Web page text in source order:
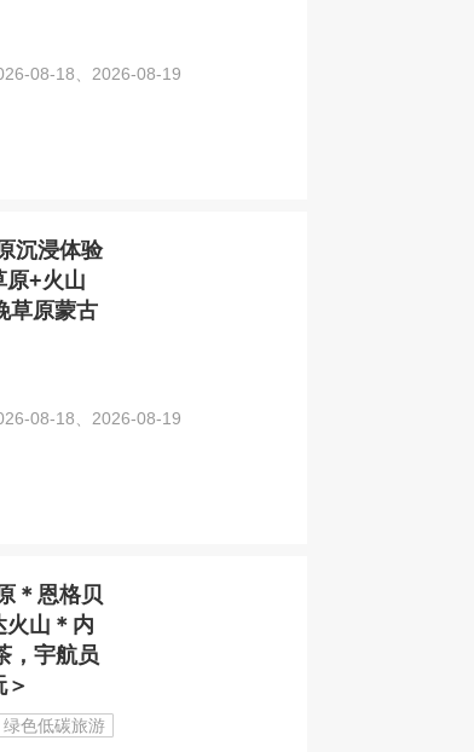
08-18、2026-08-19
沉浸体验
原+火山
草原蒙古
08-18、2026-08-19
＊恩格贝
火山＊内
，宇航员
绿色低碳旅游